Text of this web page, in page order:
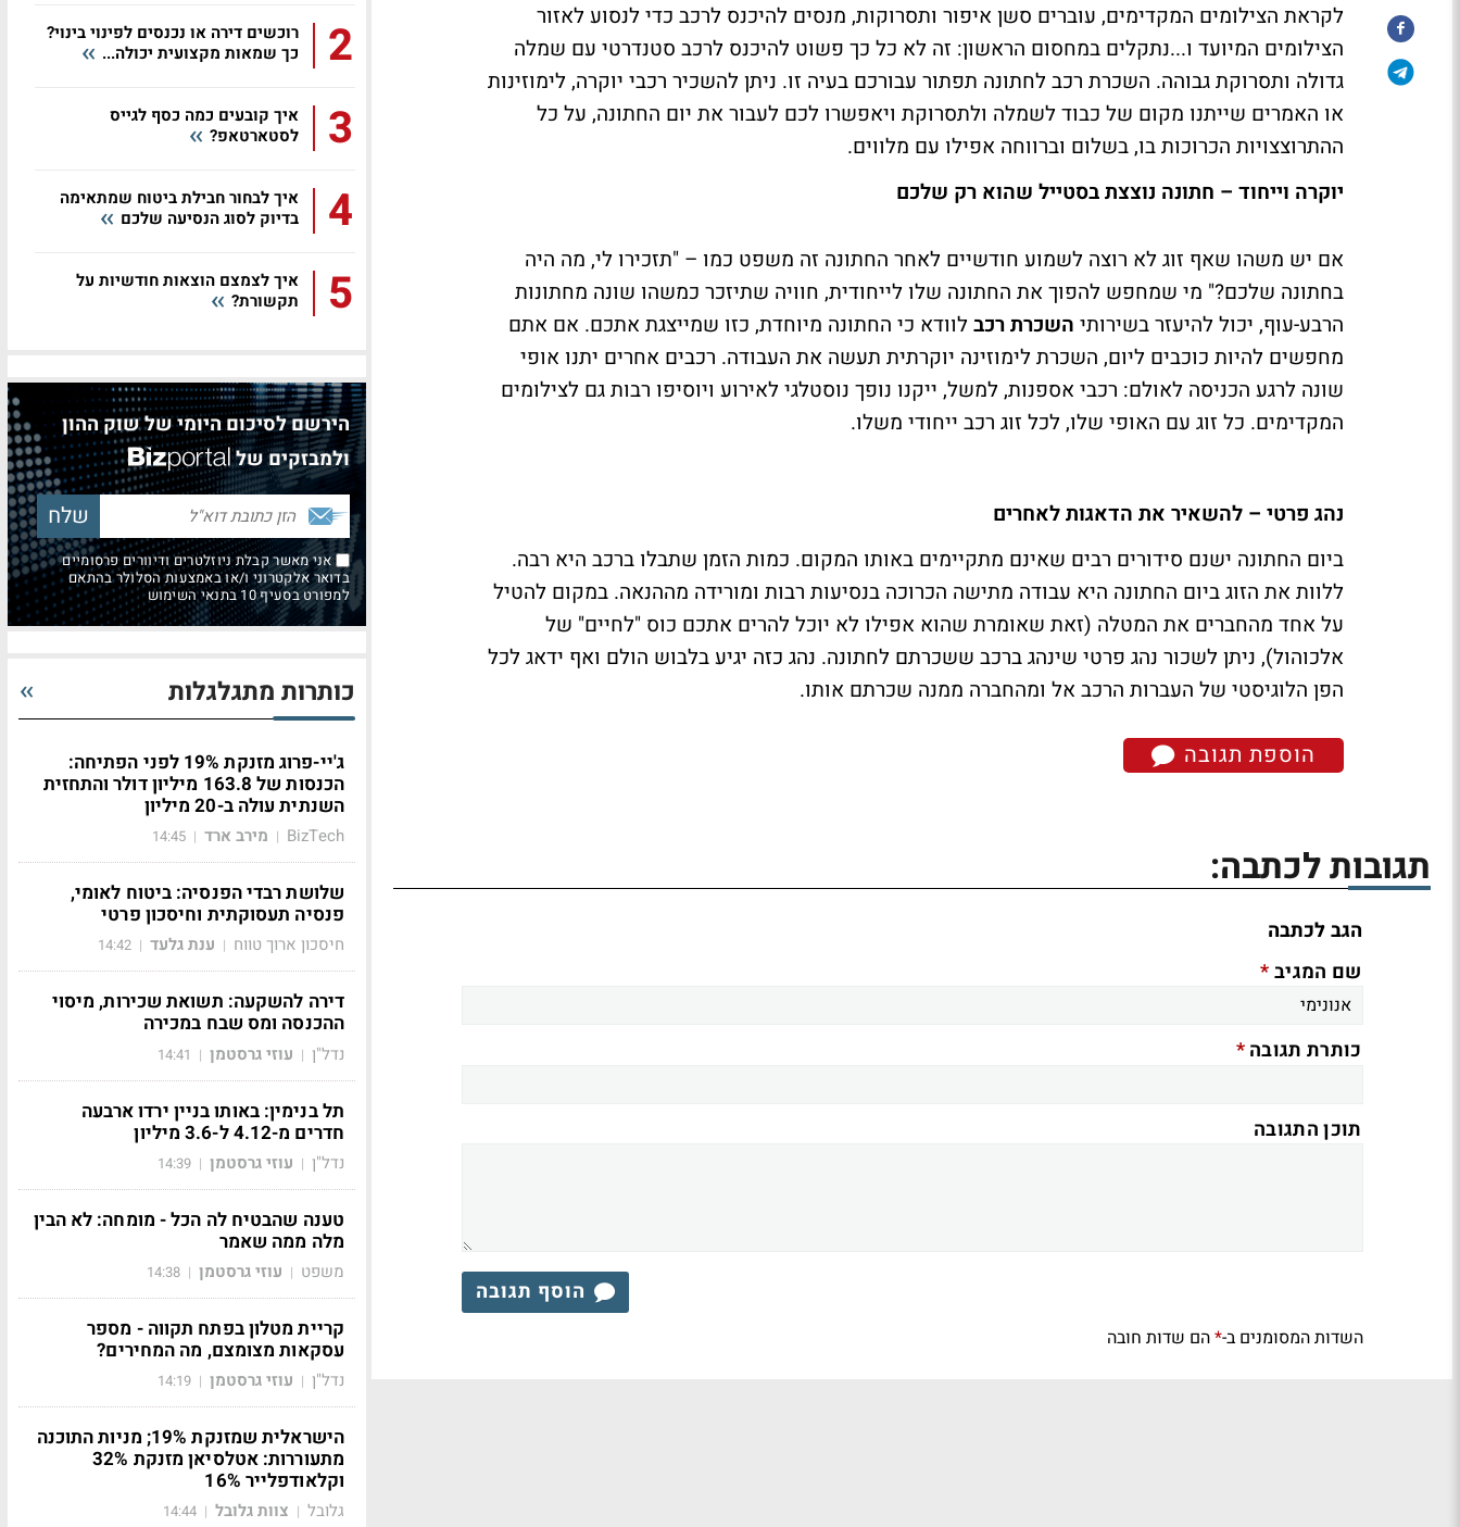
לקראת הצילומים המקדימים, עוברים סשן איפור ותסרוקות, מנסים להיכנס לרכב כדי לנסוע לאזור
הצילומים המיועד ו...נתקלים במחסום הראשון: זה לא כל כך פשוט להיכנס לרכב סטנדרטי עם שמלה
גדולה ותסרוקת גבוהה. השכרת רכב לחתונה תפתור עבורכם בעיה זו. ניתן להשכיר רכבי יוקרה, לימוזינות
או האמרים שייתנו מקום של כבוד לשמלה ולתסרוקת ויאפשרו לכם לעבור את יום החתונה, על כל
ההתרוצצויות הכרוכות בו, בשלום וברווחה אפילו עם מלווים.
יוקרה וייחוד – חתונה נוצצת בסטייל שהוא רק שלכם
אם יש משהו שאף זוג לא רוצה לשמוע חודשיים לאחר החתונה זה משפט כמו – "תזכירו לי, מה היה
בחתונה שלכם?" מי שמחפש להפוך את החתונה שלו לייחודית, חוויה שתיזכר כמשהו שונה מחתונות
הרבע-עוף, יכול להיעזר בשירותי השכרת רכב לוודא כי החתונה מיוחדת, כזו שמייצגת אתכם. אם אתם
מחפשים להיות כוכבים ליום, השכרת לימוזינה יוקרתית תעשה את העבודה. רכבים אחרים יתנו אופי
שונה לרגע הכניסה לאולם: רכבי אספנות, למשל, ייקנו נופך נוסטלגי לאירוע ויוסיפו רבות גם לצילומים
המקדימים. כל זוג עם האופי שלו, לכל זוג רכב ייחודי משלו.
נהג פרטי – להשאיר את הדאגות לאחרים
ביום החתונה ישנם סידורים רבים שאינם מתקיימים באותו המקום. כמות הזמן שתבלו ברכב היא רבה.
ללוות את הזוג ביום החתונה היא עבודה מתישה הכרוכה בנסיעות רבות ומורידה מההנאה. במקום להטיל
על אחד מהחברים את המטלה (זאת שאומרת שהוא אפילו לא יוכל להרים אתכם כוס "לחיים" של
אלכוהול), ניתן לשכור נהג פרטי שינהג ברכב ששכרתם לחתונה. נהג כזה יגיע בלבוש הולם ואף ידאג לכל
הפן הלוגיסטי של העברות הרכב אל ומהחברה ממנה שכרתם אותו.
הוספת תגובה
תגובות לכתבה:
הגב לכתבה
שם המגיב*
כותרת תגובה*
תוכן התגובה
הוסף תגובה
השדות המסומנים ב-*הם שדות חובה
2
רוכשים דירה או נכנסים לפינוי בינוי?
כך שמאות מקצועית יכולה...
3
איך קובעים כמה כסף לגייס
לסטארטאפ?
4
איך לבחור חבילת ביטוח שמתאימה
בדיוק לסוג הנסיעה שלכם
5
איך לצמצם הוצאות חודשיות על
תקשורת?
הירשם לסיכום היומי של שוק ההון
ולמבזקים של
אני מאשר קבלת ניוזלטרים ודיוורים פרסומיים
בדואר אלקטרוני ו/או באמצעות הסלולר בהתאם
למפורט בסעיף 10 בתנאי השימוש
כותרות מתגלגלות
ג'יי-פרוג מזנקת 19% לפני הפתיחה:
הכנסות של 163.8 מיליון דולר והתחזית
השנתית עולה ב-20 מיליון
BizTech
| מירב ארד |
14:45
שלושת רבדי הפנסיה: ביטוח לאומי,
פנסיה תעסוקתית וחיסכון פרטי
חיסכון ארוך טווח | ענת גלעד |
14:42
דירה להשקעה: תשואת שכירות, מיסוי
ההכנסה ומס שבח במכירה
נדל"ן | עוזי גרסטמן |
14:41
תל בנימין: באותו בניין ירדו ארבעה
חדרים מ-4.12 ל-3.6 מיליון
נדל"ן | עוזי גרסטמן |
14:39
טענה שהבטיח לה הכל - מומחה: לא הבין
מלה ממה שאמר
משפט | עוזי גרסטמן |
14:38
קריית מטלון בפתח תקווה - מספר
עסקאות מצומצם, מה המחירים?
נדל"ן | עוזי גרסטמן |
14:19
הישראלית שמזנקת 19%; מניות התוכנה
מתעוררות: אטלסיאן מזנקת 32%
וקלאודפלייר 16%
גלובל | צוות גלובל |
14:44